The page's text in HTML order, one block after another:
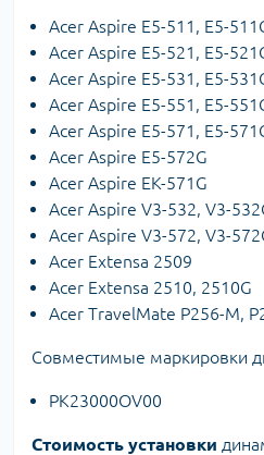
Acer Aspire E5-511, E5-
Acer Aspire E5-521, E5-
Acer Aspire E5-531, E5-
Acer Aspire E5-551, E5-
Acer Aspire E5-571, E5-
Acer Aspire E5-572G
Acer Aspire EK-571G
Acer Aspire V3-532, V3-
Acer Aspire V3-572, V3-
Acer Extensa 2509
Acer Extensa 2510, 2510G
Acer TravelMate P256-M,
Совместимые маркировки
PK23000OV00
Стоимость установки